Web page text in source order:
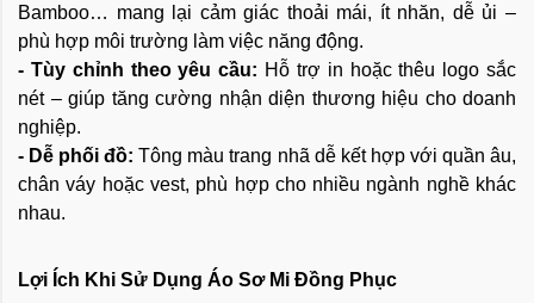
Bamboo… mang lại cảm giác thoải mái, ít nhăn, dễ ủi –
phù hợp môi trường làm việc năng động.
- Tùy chỉnh theo yêu cầu: Hỗ trợ in hoặc thêu logo sắc
nét – giúp tăng cường nhận diện thương hiệu cho doanh
nghiệp.
- Dễ phối đồ: Tông màu trang nhã dễ kết hợp với quần âu,
chân váy hoặc vest, phù hợp cho nhiều ngành nghề khác
nhau.
Lợi Ích Khi Sử Dụng Áo Sơ Mi Đồng Phục